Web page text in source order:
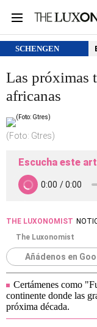
SCHENGEN
Las próximas
africanas
(Foto: Gtres)
Escucha este
THE LUXONOMIST
The Luxonomist
Añádenos en
Certámenes como
continente donde las
próxima década.